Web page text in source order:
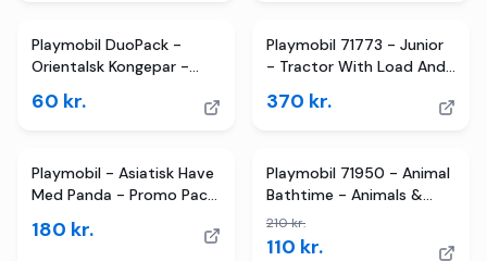
Playmobil DuoPack -
Orientalsk Kongepar -
60 kr.
Playmobil 71773 - Junior
- Tractor With Load And
370 kr.
Playmobil - Asiatisk Have
Med Panda - Promo Pack
180 kr.
TILBUD
Playmobil 71950 - Animal
Bathtime - Animals &
Friends - Flodhest
210kr.
110 kr.